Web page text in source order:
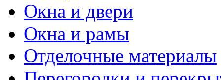
Окна и двери
Окна и рамы
Отделочные материалы